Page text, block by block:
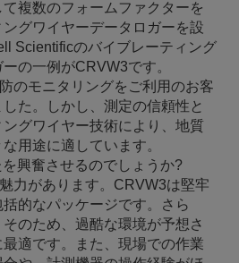
複数のフォームファクターを
グワイヤーデータロガーを設
Scientificのバイブレーティング
の一例がCRVW3です。
のモニタリングをご利用のお客
た。しかし、測定の信頼性と
グワイヤー技術により、地質
用途に適しています。
興奮させるのでしょうか?
力があります。CRVW3は堅牢
的なパッケージです。さら
のため、過酷な環境が予想さ
適です。また、現場での作業